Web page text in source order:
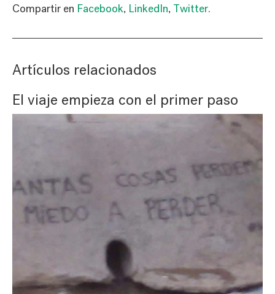
Compartir en Facebook, LinkedIn, Twitter.
Artículos relacionados
El viaje empieza con el primer paso